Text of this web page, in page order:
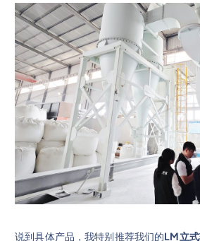
说到具体产品，我特别推荐我们的LM立